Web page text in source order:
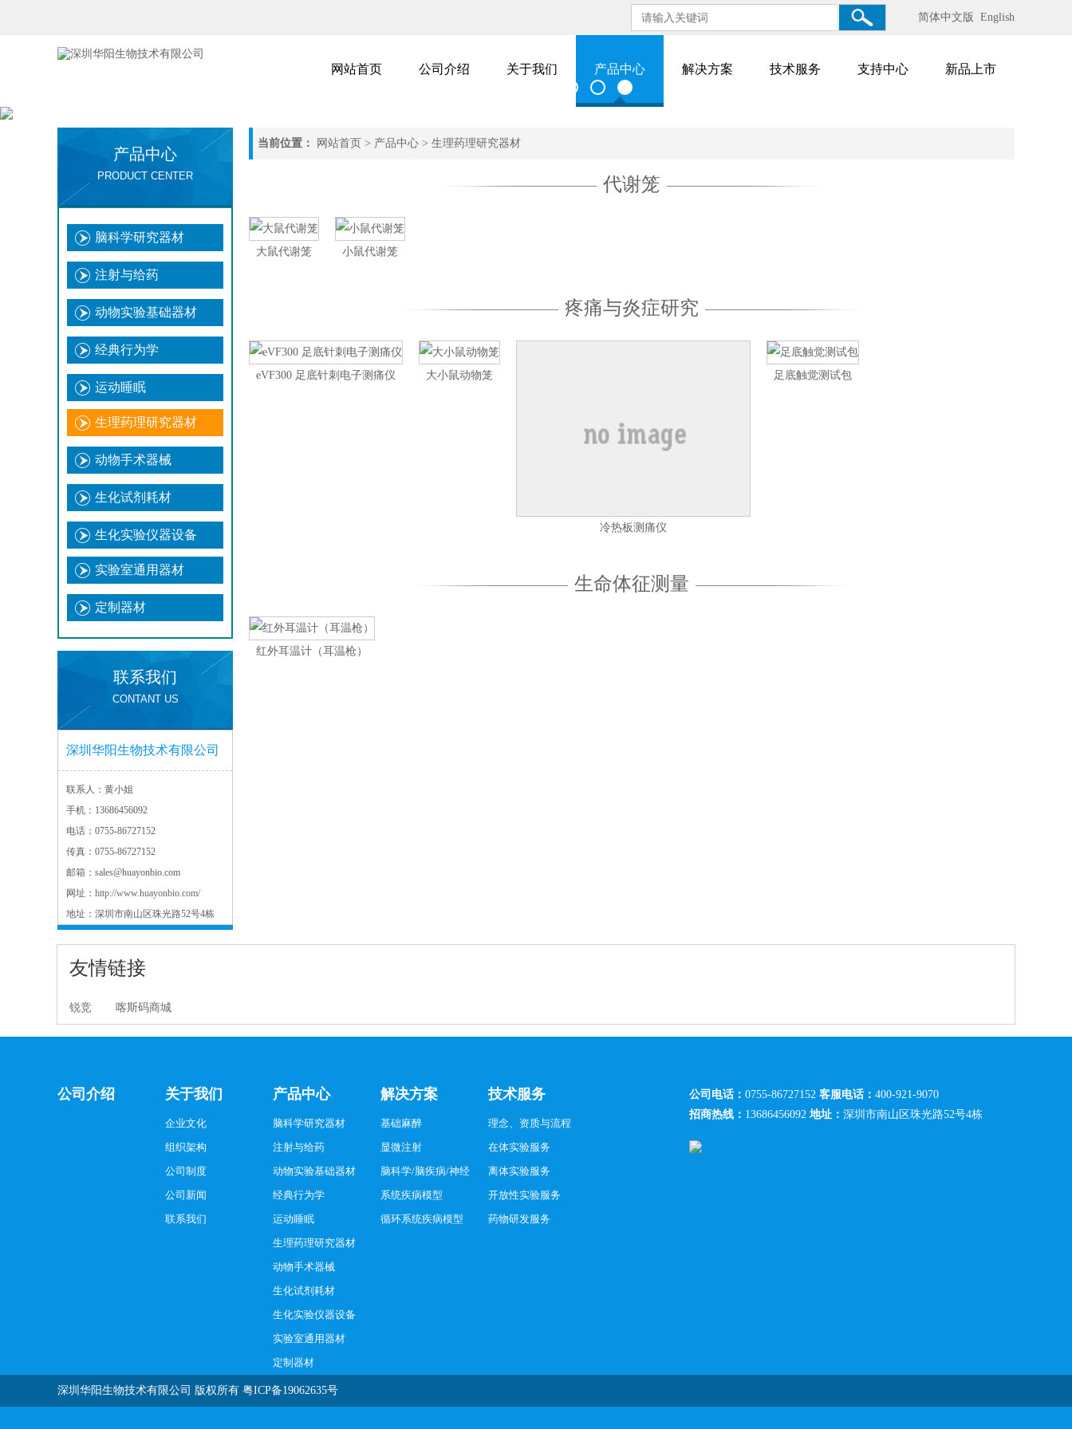
简体中文版 English
网站首页 公司介绍 关于我们 产品中心 解决方案 技术服务 支持中心 新品上市
产品中心
PRODUCT CENTER
脑科学研究器材
注射与给药
动物实验基础器材
经典行为学
运动睡眠
生理药理研究器材
动物手术器械
生化试剂耗材
生化实验仪器设备
实验室通用器材
定制器材
联系我们
CONTANT US
深圳华阳生物技术有限公司
联系人： 黄小姐
手机： 13686456092
电话： 0755-86727152
传真： 0755-86727152
邮箱： sales@huayonbio.com
网址： http://www.huayonbio.com/
地址： 深圳市南山区珠光路52号4栋
当前位置： 网站首页 > 产品中心 > 生理药理研究器材
代谢笼
大鼠代谢笼 小鼠代谢笼
疼痛与炎症研究
eVF300 足底针刺电子测痛仪 大小鼠动物笼
冷热板测痛仪
足底触觉测试包
生命体征测量
红外耳温计（耳温枪）
友情链接
锐竞 喀斯码商城
公司介绍 关于我们
企业文化
组织架构
公司制度
公司新闻
联系我们
产品中心
脑科学研究器材
注射与给药
动物实验基础器材
经典行为学
运动睡眠
生理药理研究器材
动物手术器械
生化试剂耗材
生化实验仪器设备
实验室通用器材
定制器材
解决方案
基础麻醉
显微注射
脑科学/脑疾病/神经
系统疾病模型
循环系统疾病模型
技术服务
理念、资质与流程
在体实验服务
离体实验服务
开放性实验服务
药物研发服务
公司电话： 0755-86727152 客服电话： 400-921-9070
招商热线： 13686456092 地址： 深圳市南山区珠光路52号4栋
深圳华阳生物技术有限公司 版权所有 粤ICP备19062635号